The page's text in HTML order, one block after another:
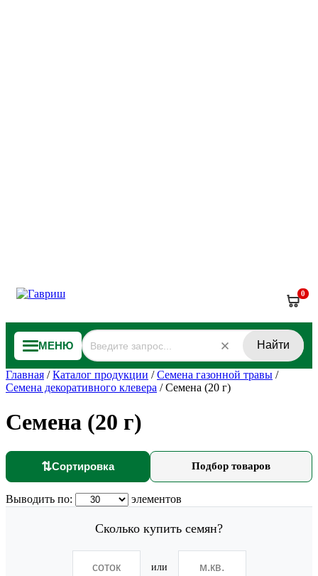
0
МЕНЮ Найти
Главная /Каталог продукции /Семена газонной травы /
Семена декоративного клевера /Семена (20 г)
Семена (20 г)
⇅Сортировка Подбор товаров
Выводить по: элементов
Сколько купить семян?
или